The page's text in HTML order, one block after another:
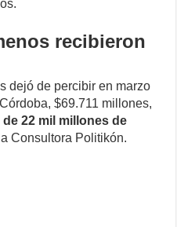
recibieron
dejó de percibir en marzo
$69.711 millones,
22 mil millones de
Consultora Politikón.